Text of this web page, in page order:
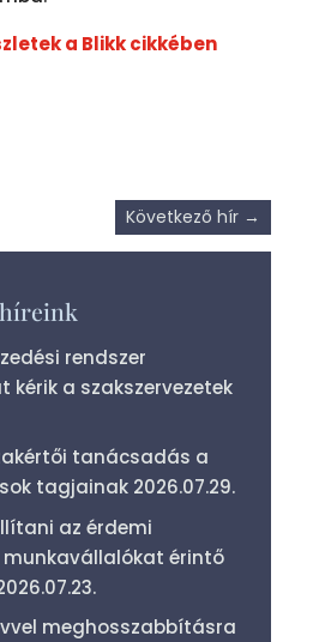
a Blikk cikkében
Következő hír →
rendszer
a szakszervezetek
tanácsadás a
tagjainak 2026.07.29.
az érdemi
érintő
meghosszabbításra